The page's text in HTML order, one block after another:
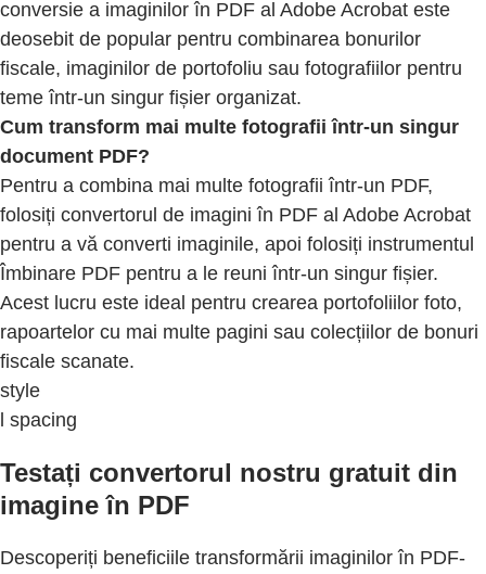
conversie a imaginilor în PDF al Adobe Acrobat este
deosebit de popular pentru combinarea bonurilor
fiscale, imaginilor de portofoliu sau fotografiilor pentru
teme într-un singur fișier organizat.
Cum transform mai multe fotografii într-un singur
document PDF?
Pentru a combina mai multe fotografii într-un PDF,
folosiți convertorul de imagini în PDF al Adobe Acrobat
pentru a vă converti imaginile, apoi folosiți instrumentul
Îmbinare PDF pentru a le reuni într-un singur fișier.
Acest lucru este ideal pentru crearea portofoliilor foto,
rapoartelor cu mai multe pagini sau colecțiilor de bonuri
fiscale scanate.
style
l spacing
Testați convertorul nostru gratuit din
imagine în PDF
Descoperiți beneficiile transformării imaginilor în PDF-